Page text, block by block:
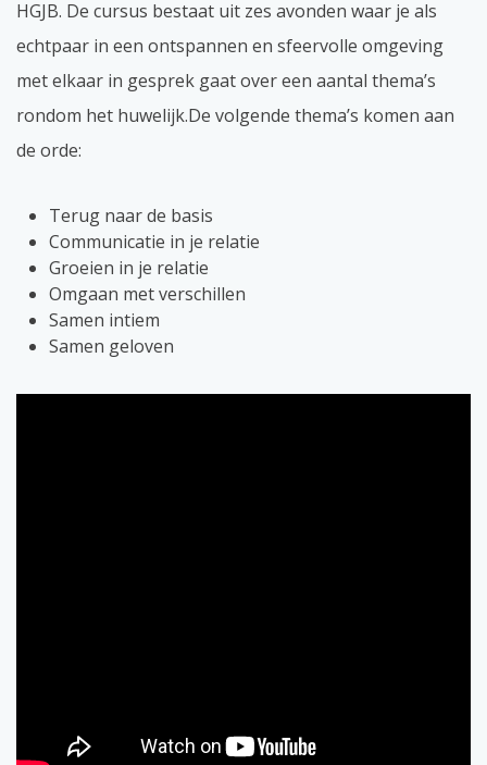
HGJB. De cursus bestaat uit zes avonden waar je als
echtpaar in een ontspannen en sfeervolle omgeving
met elkaar in gesprek gaat over een aantal thema’s
rondom het huwelijk.De volgende thema’s komen aan
de orde:
Terug naar de basis
Communicatie in je relatie
Groeien in je relatie
Omgaan met verschillen
Samen intiem
Samen geloven